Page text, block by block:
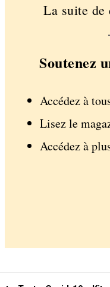
La suite de
Soutenez
Accédez à
Lisez le
Accédez à